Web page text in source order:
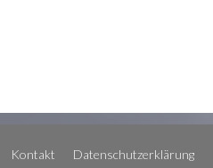
Kontakt Datenschutzerklärung